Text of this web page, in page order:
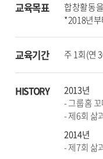
교육목표
합창활동
*2018년
교육기간 주 1회(연
HISTORY
2013년
- 그룹홈
- 제6회 삶
2014년
- 제7회 삶